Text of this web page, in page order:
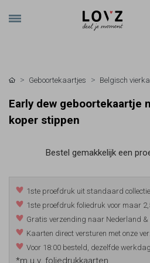
Geboortekaartjes Belgisch
Early dew geboortekaartje
koper stippen
Bestel gemakkelijk een
1ste proefdruk uit standaard
1ste proefdruk foliedruk voor maar
Gratis verzending naar Nederland &
Kaarten direct versturen met onze
Voor 18:00 besteld, dezelfde
*m.u.v. foliedrukkaarten